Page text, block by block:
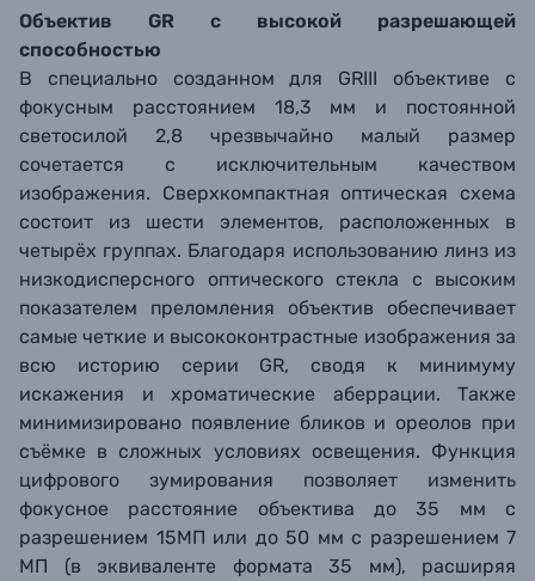
Объектив GR с высокой разрешающей
способностью
В специально созданном для GRIII объективе с
фокусным расстоянием 18,3 мм и постоянной
светосилой 2,8 чрезвычайно малый размер
сочетается с исключительным качеством
изображения. Сверхкомпактная оптическая схема
состоит из шести элементов, расположенных в
четырёх группах. Благодаря использованию линз из
низкодисперсного оптического стекла с высоким
показателем преломления объектив обеспечивает
самые четкие и высококонтрастные изображения за
всю историю серии GR, сводя к минимуму
искажения и хроматические аберрации. Также
минимизировано появление бликов и ореолов при
съёмке в сложных условиях освещения. Функция
цифрового зумирования позволяет изменить
фокусное расстояние объектива до 35 мм с
разрешением 15МП или до 50 мм с разрешением 7
МП (в эквиваленте формата 35 мм), расширяя